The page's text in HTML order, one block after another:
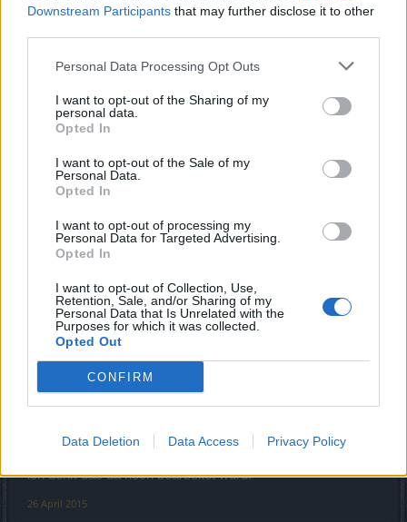
Downstream Participants that may further disclose it to other
Personal Data Processing Opt Outs
I want to opt-out of the Sharing of my
personal data.
Opted In
I want to opt-out of the Sale of my
Personal Data.
Opted In
I want to opt-out of processing my
Personal Data for Targeted Advertising.
Opted In
I want to opt-out of Collection, Use,
Retention, Sale, and/or Sharing of my
Personal Data that Is Unrelated with the
Purposes for which it was collected.
Opted Out
CONFIRM
Data Deletion Data Access Privacy Policy
Goodfruit
Zitat von Iwillned:↑
Moin,moin,
Bei mir tapst er metallisch und brüllt net ,find ich bisserl schade.
Außer der kampfspinne kann ich mit allen sounds der reittiere
leben(direkt verkauft).
Edit:er brüllt verschämt beim aufsteigen und beim mapwechsel,
in den citys wär auch net
Eisbären dürfen auch nerven nur mal so
joaa.. glw zum Löwen!
26 April 2015
firosanic1996
Laufenlerner
gw zum löwe denn ich auch selbst hab
.
ich denk das da noch bearbeitet würd.
26 April 2015